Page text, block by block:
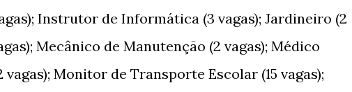
Instrutor de Informática (3 vagas); Jardineiro (2
Mecânico de Manutenção (2 vagas); Médico
Monitor de Transporte Escolar (15 vagas);